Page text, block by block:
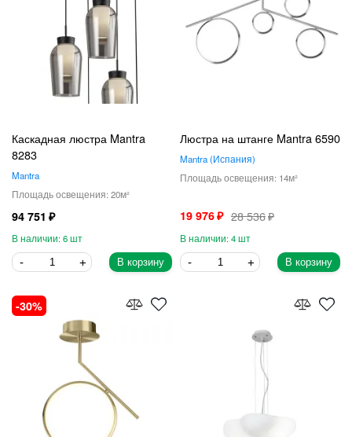
Каскадная люстра Mantra
8283
Mantra
20
94 751
6
В корзину
Люстра на штанге Mantra 6590
Mantra Испания
14
19 976 28 536
4
В корзину
30